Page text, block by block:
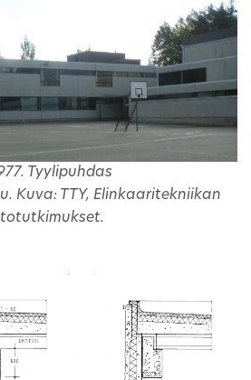
Tyylipuhdas
Kuva: TTY, Elinkaaritekniikan